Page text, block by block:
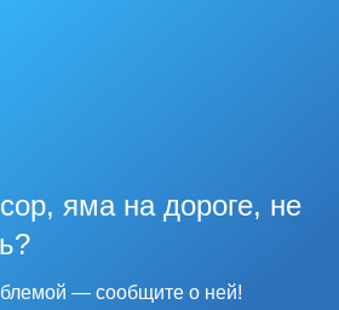
яма на дороге, не
— сообщите о ней!